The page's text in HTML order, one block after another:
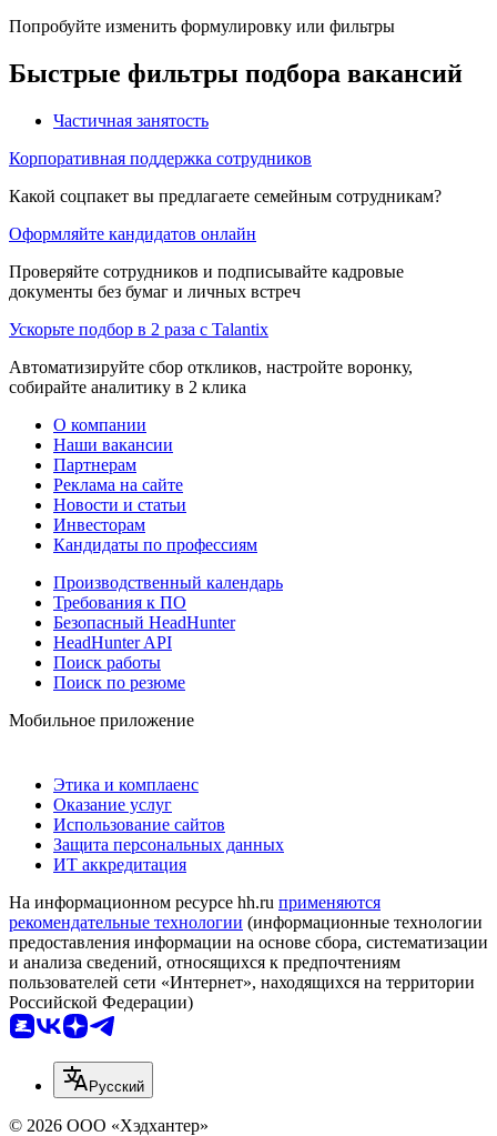
Попробуйте изменить формулировку или фильтры
Быстрые фильтры подбора вакансий
Частичная занятость
Корпоративная поддержка сотрудников
Какой соцпакет вы предлагаете семейным сотрудникам?
Оформляйте кандидатов онлайн
Проверяйте сотрудников и подписывайте кадровые
документы без бумаг и личных встреч
Ускорьте подбор в 2 раза с Talantix
Автоматизируйте сбор откликов, настройте воронку,
собирайте аналитику в 2 клика
О компании
Наши вакансии
Партнерам
Реклама на сайте
Новости и статьи
Инвесторам
Кандидаты по профессиям
Производственный календарь
Требования к ПО
Безопасный HeadHunter
HeadHunter API
Поиск работы
Поиск по резюме
Мобильное приложение
Этика и комплаенс
Оказание услуг
Использование сайтов
Защита персональных данных
ИТ аккредитация
На информационном ресурсе hh.ru применяются
рекомендательные технологии (информационные технологии
предоставления информации на основе сбора, систематизации
и анализа сведений, относящихся к предпочтениям
пользователей сети «Интернет», находящихся на территории
Российской Федерации)
Русский
© 2026 ООО «Хэдхантер»